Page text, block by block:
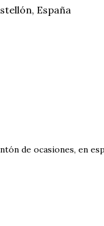
España
de ocasiones, en